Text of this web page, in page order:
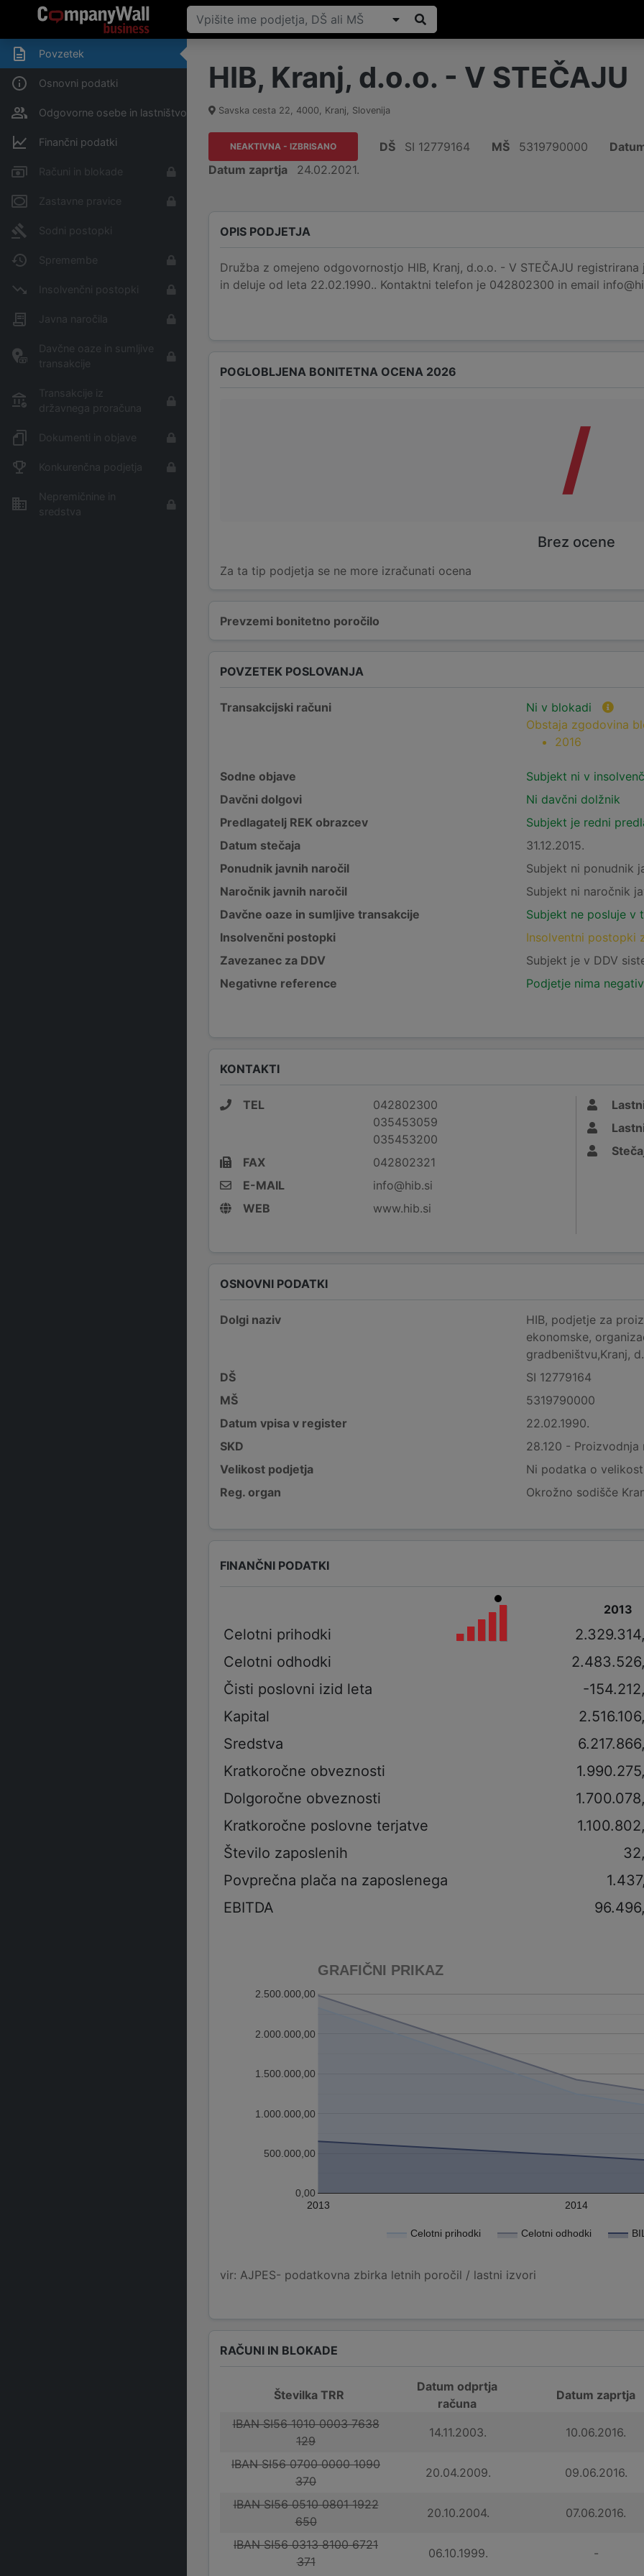
Povzetek
Osnovni podatki
Odgovorne osebe in lastništvo
Finančni podatki
Računi in blokade
Zastavne pravice
Sodni postopki
Spremembe
Insolvenčni postopki
Javna naročila
Davčne oaze in sumljive
transakcije
Transakcije iz
državnega proračuna
Dokumenti in objave
Konkurenčna podjetja
Nepremičnine in
sredstva
HIB, Kranj, d.o.o. - V STEČAJU
Savska cesta 22, 4000, Kranj, Slovenija
NEAKTIVNA - IZBRISANO DŠ SI 12779164 MŠ 5319790000
Datum zaprtja
24.02.2021.
OPIS PODJETJA
Družba z omejeno odgovornostjo HIB, Kranj, d.o.o. - V STEČAJU
in deluje od leta 22.02.1990.. Kontaktni telefon je 042802300 in email
Prevzemi bonitetno poročilo
POGLOBLJENA BONITETNA OCENA 2026
/
Brez ocene
Za ta tip podjetja se ne more izračunati ocena
POVZETEK POSLOVANJA
Transakcijski računi
Ni v blokadi
Obstaja zgodovina
2016
Sodne objave
Subjekt ni v
Davčni dolgovi
Ni davčni dolžnik
Predlagatelj REK obrazcev
Subjekt je redni
Datum stečaja
31.12.2015.
Ponudnik javnih naročil
Subjekt ni ponudnik
Naročnik javnih naročil
Subjekt ni naročnik
Davčne oaze in sumljive transakcije
Subjekt ne posluje v
Insolvenčni postopki
Insolventni postopki
Zavezanec za DDV
Subjekt je v DDV
Negativne reference
Podjetje nima
KONTAKTI
TEL
042802300
035453059
035453200
FAX
042802321
E-MAIL
info@hib.si
WEB
www.hib.si
OSNOVNI PODATKI
Dolgi naziv
HIB, podjetje za
ekonomske,
gradbeništvu,Kranj,
DŠ
SI 12779164
MŠ
5319790000
Datum vpisa v register
22.02.1990.
SKD
28.120 -
Velikost podjetja
Ni podatka o
Reg. organ
Okrožno sodišče
FINANČNI PODATKI
2013
Celotni prihodki
Celotni odhodki
Čisti poslovni izid leta
-
Kapital
Sredstva
Kratkoročne obveznosti
Dolgoročne obveznosti
Kratkoročne poslovne terjatve
Število zaposlenih
Povprečna plača na zaposlenega
EBITDA
GRAFIČNI PRIKAZ
Celotni prihodki Celotni odhodki
2013 2014
0,00
500.000,00
1.000.000,00
1.500.000,00
2.000.000,00
2.500.000,00
vir: AJPES- podatkovna zbirka letnih poročil / lastni izvori
RAČUNI IN BLOKADE
Številka TRR
Datum odprtja
računa
Datum zaprtja
IBAN SI56 1010 0003 7638
129
14.11.2003. 10.06.2016.
IBAN SI56 0700 0000 1090
370
20.04.2009. 09.06.2016.
IBAN SI56 0510 0801 1922
650
20.10.2004. 07.06.2016.
IBAN SI56 0313 8100 6721
371
06.10.1999. -